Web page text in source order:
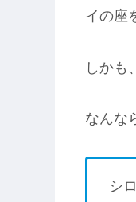
イの座
しかも
なんな
シ